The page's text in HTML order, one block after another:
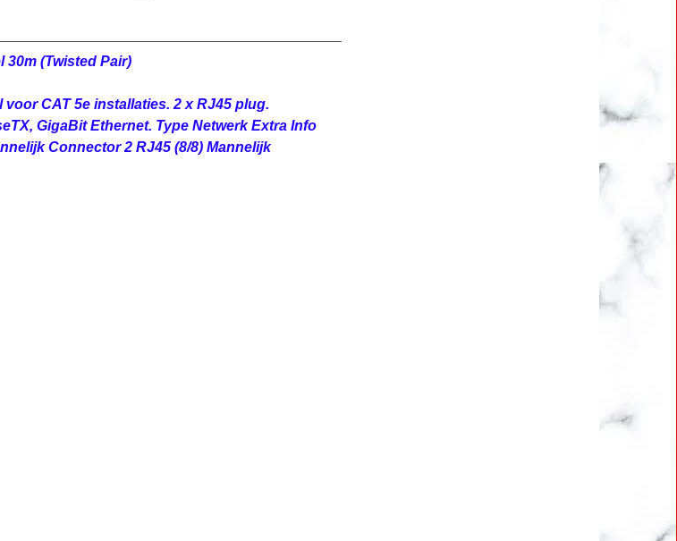
30m (Twisted Pair)
CAT 5e installaties. 2 x RJ45 plug.
GigaBit Ethernet. Type Netwerk Extra Info
Connector 2 RJ45 (8/8) Mannelijk